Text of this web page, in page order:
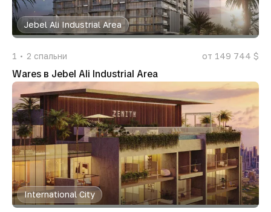
Jebel Ali Industrial Area
1 2 спальни от 149 744 $
Wares в Jebel Ali Industrial Area
International City